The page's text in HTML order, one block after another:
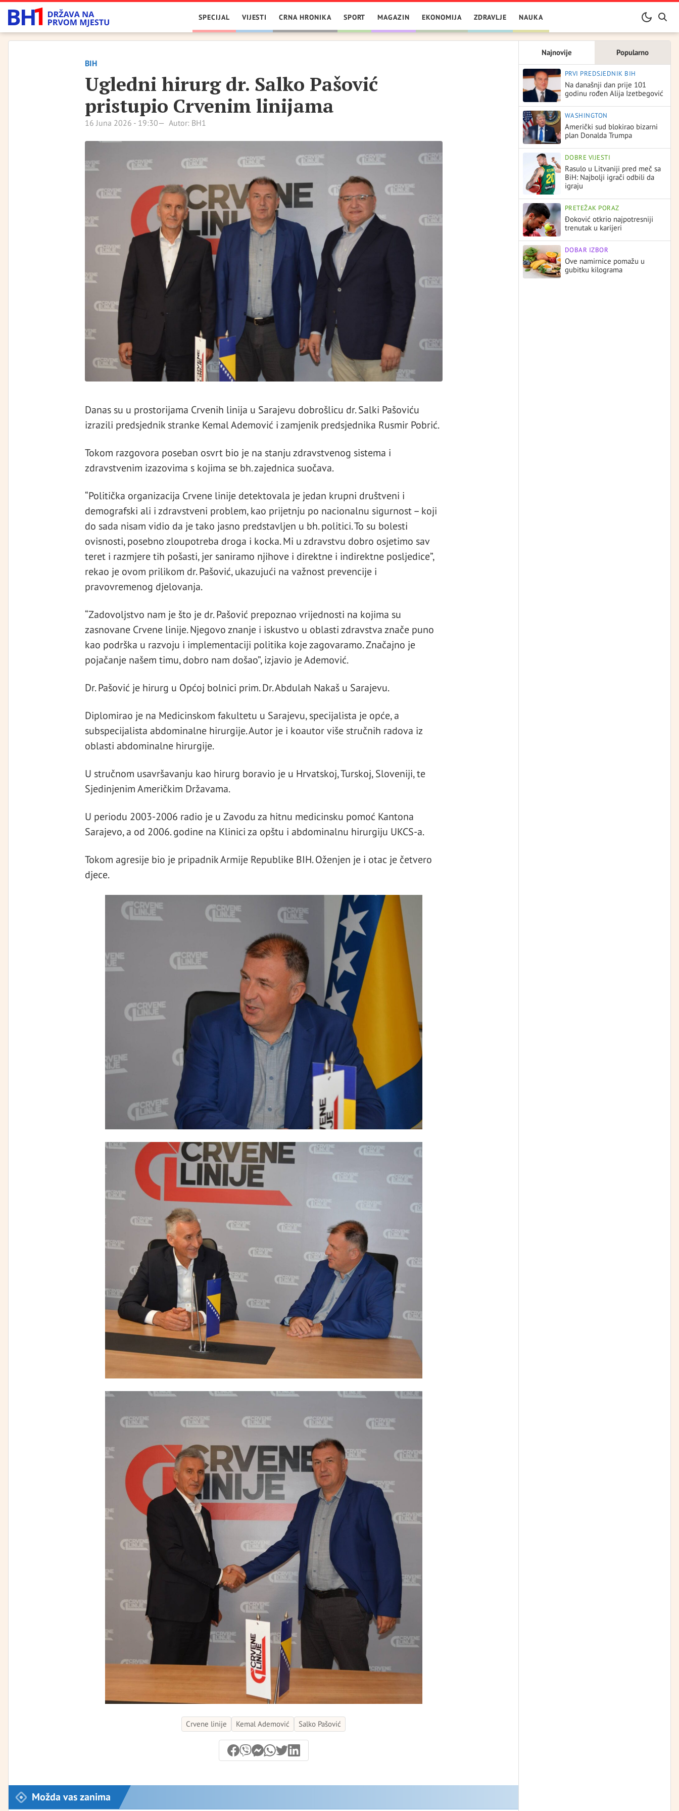
SPECIJAL VIJESTI CRNA HRONIKA SPORT MAGAZIN EKONOMIJA ZDRAVLJE NAUKA
BIH
Ugledni hirurg dr. Salko Pašović
pristupio Crvenim linijama
16 Juna 2026 - 19:30 Autor: BH1
Danas su u prostorijama Crvenih linija u Sarajevu dobrošlicu dr. Salki Pašoviću
izrazili predsjednik stranke Kemal Ademović i zamjenik predsjednika Rusmir Pobrić.
Tokom razgovora poseban osvrt bio je na stanju zdravstvenog sistema i
zdravstvenim izazovima s kojima se bh. zajednica suočava.
“Politička organizacija Crvene linije detektovala je jedan krupni društveni i
demografski ali i zdravstveni problem, kao prijetnju po nacionalnu sigurnost – koji
do sada nisam vidio da je tako jasno predstavljen u bh. politici. To su bolesti
ovisnosti, posebno zloupotreba droga i kocka. Mi u zdravstvu dobro osjetimo sav
teret i razmjere tih pošasti, jer saniramo njihove i direktne i indirektne posljedice”,
rekao je ovom prilikom dr. Pašović, ukazujući na važnost prevencije i
pravovremenog djelovanja.
“Zadovoljstvo nam je što je dr. Pašović prepoznao vrijednosti na kojima su
zasnovane Crvene linije. Njegovo znanje i iskustvo u oblasti zdravstva znače puno
kao podrška u razvoju i implementaciji politika koje zagovaramo. Značajno je
pojačanje našem timu, dobro nam došao”, izjavio je Ademović.
Dr. Pašović je hirurg u Općoj bolnici prim. Dr. Abdulah Nakaš u Sarajevu.
Diplomirao je na Medicinskom fakultetu u Sarajevu, specijalista je opće, a
subspecijalista abdominalne hirurgije. Autor je i koautor više stručnih radova iz
oblasti abdominalne hirurgije.
U stručnom usavršavanju kao hirurg boravio je u Hrvatskoj, Turskoj, Sloveniji, te
Sjedinjenim Američkim Državama.
U periodu 2003-2006 radio je u Zavodu za hitnu medicinsku pomoć Kantona
Sarajevo, a od 2006. godine na Klinici za opštu i abdominalnu hirurgiju UKCS-a.
Tokom agresije bio je pripadnik Armije Republike BIH. Oženjen je i otac je četvero
djece.
Crvene linije Kemal Ademović Salko Pašović
Možda vas zanima
Najnovije Popularno
PRVI PREDSJEDNIK BIH
Na današnji dan prije 101
godinu rođen Alija Izetbegović
WASHINGTON
Američki sud blokirao bizarni
plan Donalda Trumpa
DOBRE VIJESTI
Rasulo u Litvaniji pred meč sa
BiH: Najbolji igrači odbili da
igraju
PRETEŽAK PORAZ
Đoković otkrio najpotresniji
trenutak u karijeri
DOBAR IZBOR
Ove namirnice pomažu u
gubitku kilograma